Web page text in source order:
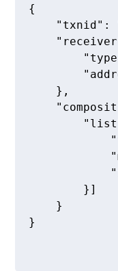
{
    },
        }]
    }
}